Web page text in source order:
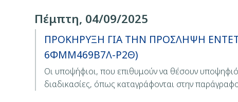
Πέμπτη, 04/09/2025
ΠΡΟΚΗΡΥΞΗ ΓΙΑ ΤΗΝ ΠΡΟΣΛΗΨΗ
6ΦΜΜ469Β7Λ-Ρ2Θ)
Οι υποψήφιοι, που επιθυμούν να θέσουν
διαδικασίες, όπως καταγράφονται στην